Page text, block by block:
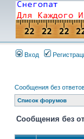
Вход
Сообщения без
Список форумов
Сообщения без